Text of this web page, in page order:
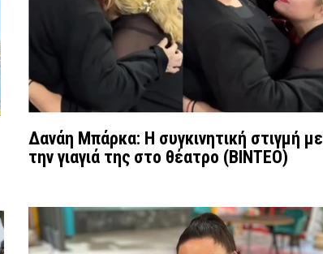
Δανάη Μπάρκα: Η συγκινητική στιγμή με
την γιαγιά της στο θέατρο (ΒΙΝΤΕΟ)